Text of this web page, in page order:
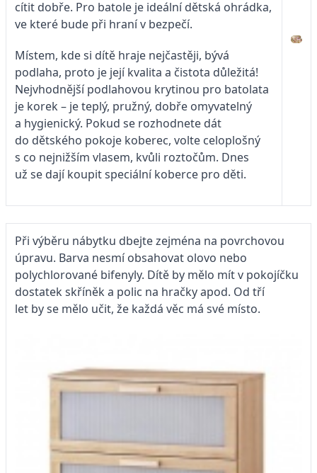
cítit dobře. Pro batole je ideální dětská ohrádka,
ve které bude při hraní v bezpečí.
Místem, kde si dítě hraje nejčastěji, bývá
podlaha, proto je její kvalita a čistota důležitá!
Nejvhodnější podlahovou krytinou pro batolata
je korek – je teplý, pružný, dobře omyvatelný
a hygienický. Pokud se rozhodnete dát
do dětského pokoje koberec, volte celoplošný
s co nejnižším vlasem, kvůli roztočům. Dnes
už se dají koupit speciální koberce pro děti.
Při výběru nábytku dbejte zejména na povrchovou
úpravu. Barva nesmí obsahovat olovo nebo
polychlorované bifenyly. Dítě by mělo mít v pokojíčku
dostatek skříněk a polic na hračky apod. Od tří
let by se mělo učit, že každá věc má své místo.